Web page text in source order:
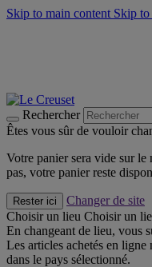
Skip to main content Skip
Rechercher
Êtes vous sûr de vouloir
Votre panier sera vide sur
pas, votre panier reste
Rester ici
Changer de site
Choisir un lieu Choisir un
En changeant de lieu, vous
Les articles achetés en
dans le pays sélectionné.